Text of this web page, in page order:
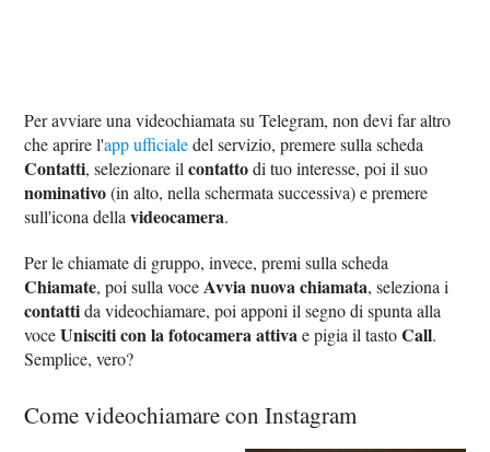
Per avviare una videochiamata su Telegram, non devi far altro
che aprire l'app ufficialedel servizio, premere sulla scheda
Contatti, selezionare ilcontattodi tuo interesse, poi il suo
nominativo(in alto, nella schermata successiva) e premere
sull'icona dellavideocamera.
Per le chiamate di gruppo, invece, premi sulla scheda
Chiamate, poi sulla voce Avvia nuova chiamata, seleziona i
contattida videochiamare, poi apponi il segno di spunta alla
voceUnisciti con la fotocamera attivae pigia il tastoCall.
Semplice, vero?
Come videochiamare con Instagram